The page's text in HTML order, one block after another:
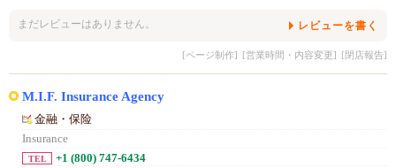
まだレビューはありません。 レビューを書く
[ページ制作] [営業時間・内容変更] [閉店報告]
M.I.F. Insurance Agency
金融・保险
Insurance
TEL +1 (800) 747-6434